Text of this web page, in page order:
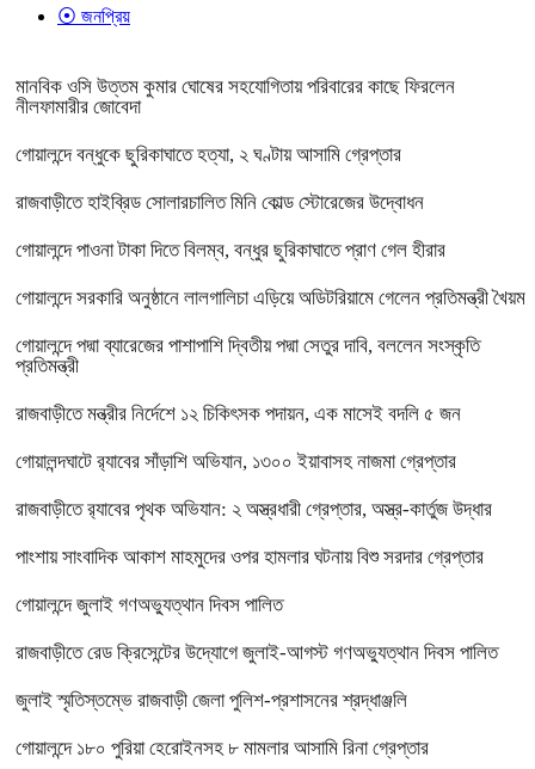
⦿ জনপ্রিয়
মানবিক ওসি উত্তম কুমার ঘোষের সহযোগিতায় পরিবারের কাছে ফিরলেন
নীলফামারীর জোবেদা
গোয়ালন্দে বন্ধুকে ছুরিকাঘাতে হত্যা, ২ ঘণ্টায় আসামি গ্রেপ্তার
রাজবাড়ীতে হাইব্রিড সোলারচালিত মিনি কোল্ড স্টোরেজের উদ্বোধন
গোয়ালন্দে পাওনা টাকা দিতে বিলম্ব, বন্ধুর ছুরিকাঘাতে প্রাণ গেল হীরার
গোয়ালন্দে সরকারি অনুষ্ঠানে লালগালিচা এড়িয়ে অডিটরিয়ামে গেলেন প্রতিমন্ত্রী খৈয়ম
গোয়ালন্দে পদ্মা ব্যারেজের পাশাপাশি দ্বিতীয় পদ্মা সেতুর দাবি, বললেন সংস্কৃতি
প্রতিমন্ত্রী
রাজবাড়ীতে মন্ত্রীর নির্দেশে ১২ চিকিৎসক পদায়ন, এক মাসেই বদলি ৫ জন
গোয়ালন্দঘাটে র‌্যাবের সাঁড়াশি অভিযান, ১৩০০ ইয়াবাসহ নাজমা গ্রেপ্তার
রাজবাড়ীতে র‌্যাবের পৃথক অভিযান: ২ অস্ত্রধারী গ্রেপ্তার, অস্ত্র-কার্তুজ উদ্ধার
পাংশায় সাংবাদিক আকাশ মাহমুদের ওপর হামলার ঘটনায় বিশু সরদার গ্রেপ্তার
গোয়ালন্দে জুলাই গণঅভ্যুত্থান দিবস পালিত
রাজবাড়ীতে রেড ক্রিসেন্টের উদ্যোগে জুলাই-আগস্ট গণঅভ্যুত্থান দিবস পালিত
জুলাই স্মৃতিস্তম্ভে রাজবাড়ী জেলা পুলিশ-প্রশাসনের শ্রদ্ধাঞ্জলি
গোয়ালন্দে ১৮০ পুরিয়া হেরোইনসহ ৮ মামলার আসামি রিনা গ্রেপ্তার